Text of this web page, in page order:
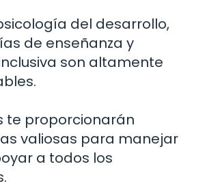
del desarrollo,
de enseñanza y
son altamente
te proporcionarán
valiosas para manejar
a todos los